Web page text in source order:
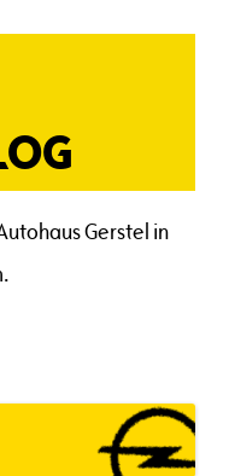
Gerstel in